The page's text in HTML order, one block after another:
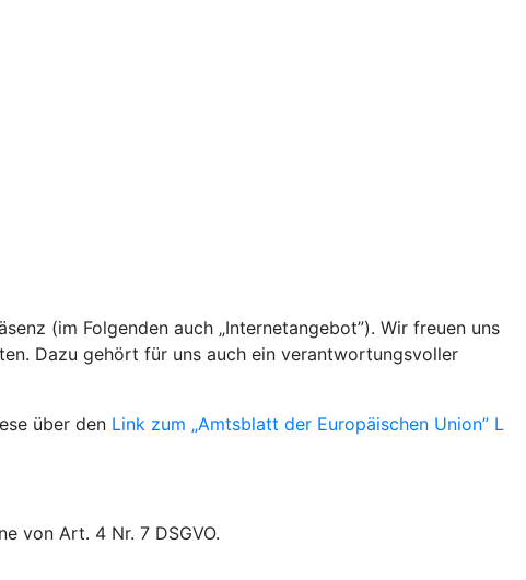
(im Folgenden auch „Internetangebot”). Wir freuen uns
Dazu gehört für uns auch ein verantwortungsvoller
über den Link zum „Amtsblatt der Europäischen Union” L
von Art. 4 Nr. 7 DSGVO.